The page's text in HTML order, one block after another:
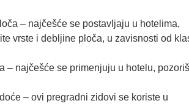
– najčešće se postavljaju u hotelima,
vrste i debljine ploča, u zavisnosti od
– najčešće se primenjuju u hotelu,
– ovi pregradni zidovi se koriste u